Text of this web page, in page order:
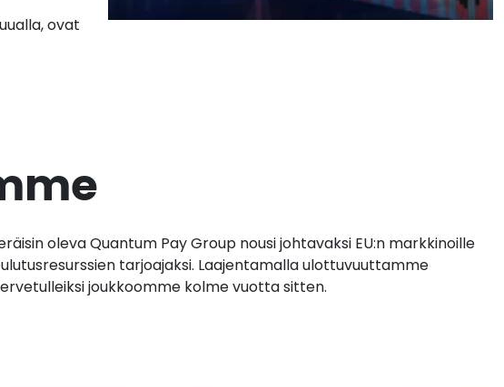
ovat
oleva Quantum Pay Group nousi johtavaksi EU:n markkinoille
tarjoajaksi. Laajentamalla ulottuvuuttamme
joukkoomme kolme vuotta sitten.